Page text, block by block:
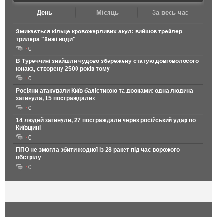
День Місяць За весь час
Змикається кільце кровожерливих акул: вийшов трейлер
трилера "Хижі води"
0
В Туреччині знайшли чудово збережену статую довговолосого
юнака, створену 2500 років тому
0
Росіяни атакували Київ балістикою та дронами: одна людина
загинула, 15 постраждалих
0
14 людей загинули, 27 постраждали через російський удар по
Київщині
0
ППО не змогла збити жодної із 28 ракет під час ворожого
обстрілу
0